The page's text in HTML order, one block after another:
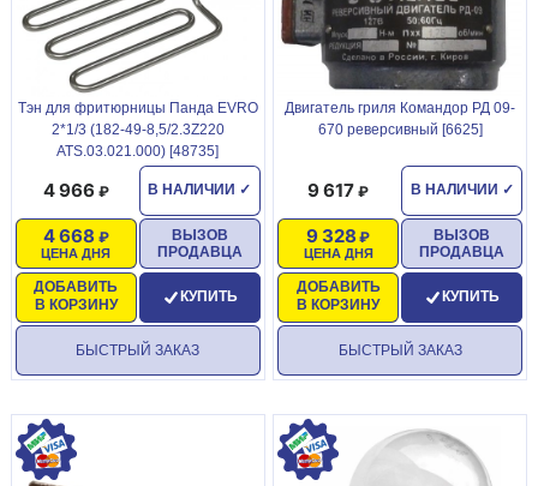
Тэн для фритюрницы Панда EVRO
2*1/3 (182-49-8,5/2.3Z220
ATS.03.021.000) [48735]
В НАЛИЧИИ ✓
4 966
ЦЕНА ДНЯ
4 668
ДОБАВИТЬ
В КОРЗИНУ
ВЫЗОВ
ПРОДАВЦА
КУПИТЬ
БЫСТРЫЙ ЗАКАЗ
Двигатель гриля Командор РД 09-
670 реверсивный [6625]
В НАЛИЧИИ ✓
9 617
ЦЕНА ДНЯ
9 328
ДОБАВИТЬ
В КОРЗИНУ
ВЫЗОВ
ПРОДАВЦА
КУПИТЬ
БЫСТРЫЙ ЗАКАЗ